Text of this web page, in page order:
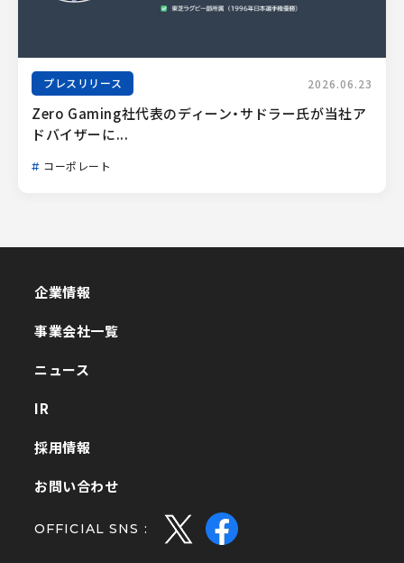
プレスリリース 2026.06.23
Zero Gaming社代表のディーン・サドラー氏が当社ア
ドバイザーに...
コーポレート
企業情報
事業会社一覧
ニュース
IR
採用情報
お問い合わせ
OFFICIAL SNS :